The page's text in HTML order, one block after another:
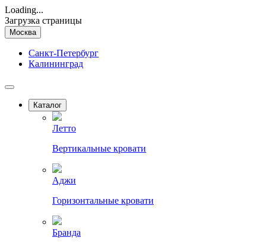
Loading...
Загрузка страницы
Москва
Санкт-Петербург
Калининград
Каталог
Летто
Вертикальные кровати
Аджи
Горизонтальные кровати
Бранда